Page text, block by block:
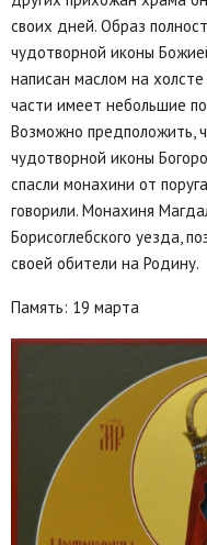
своих дней. Образ
чудотворной иконы
написан маслом на
части имеет небольшие
Возможно предположить,
чудотворной иконы
спасли монахини от
говорили. Монахиня
Борисоглебского уезда,
своей обители на Родину.
Память: 19 марта